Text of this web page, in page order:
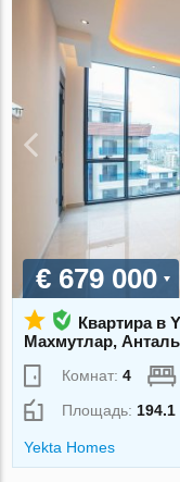
€ 679 000
Квартира в
Махмутлар,
Комнат:4
Площадь: 194.1
Yekta Homes